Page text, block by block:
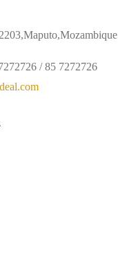
/ 85 7272726